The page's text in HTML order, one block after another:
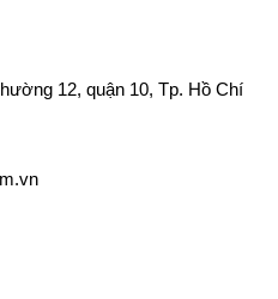
12, quận 10, Tp. Hồ Chí